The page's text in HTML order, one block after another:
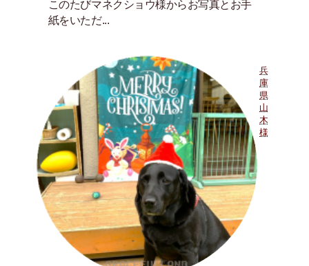
このたびマネクショウ様からお写真とお手
紙をいただ...
兵
庫
県
山
木
様